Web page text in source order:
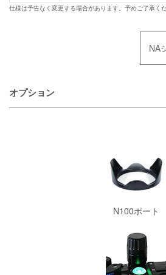
仕様は予告なく変更する場合があります。予めご了承くだ
NA
オプション
N100ポート